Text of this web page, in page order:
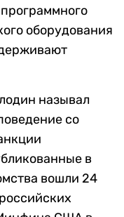
оборудования
называл
со
в
вошли 24